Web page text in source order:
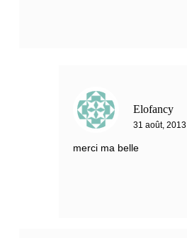
Elofancy
31 août, 2013
merci ma belle